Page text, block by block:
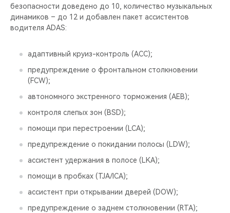
безопасности доведено до 10, количество музыкальных
динамиков – до 12 и добавлен пакет ассистентов
водителя ADAS:
адаптивный круиз-контроль (ACC);
предупреждение о фронтальном столкновении
(FCW);
автономного экстренного торможения (AEB);
контроля слепых зон (BSD);
помощи при перестроении (LCA);
предупреждение о покидании полосы (LDW);
ассистент удержания в полосе (LKA);
помощи в пробках (TJA/ICA);
ассистент при открывании дверей (DOW);
предупреждение о заднем столкновении (RTA);